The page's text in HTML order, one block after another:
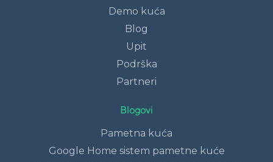
Demo kuća
Blog
Upit
Podrška
Partneri
Blogovi
Pametna kuća
Google Home sistem pametne kuće